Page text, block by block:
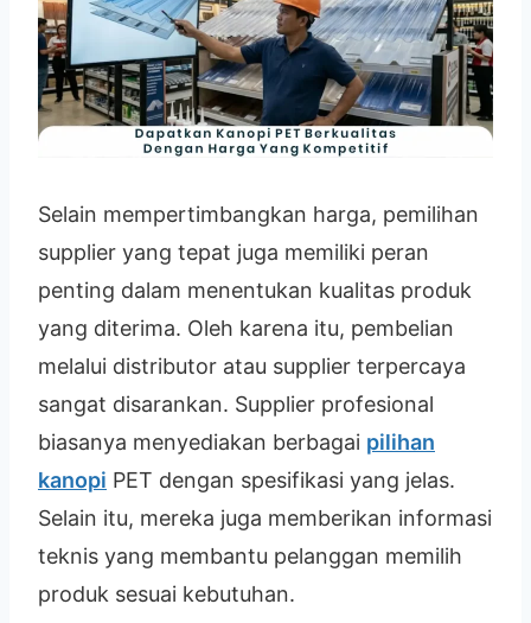
Selain mempertimbangkan harga, pemilihan
supplier yang tepat juga memiliki peran
penting dalam menentukan kualitas produk
yang diterima. Oleh karena itu, pembelian
melalui distributor atau supplier terpercaya
sangat disarankan. Supplier profesional
biasanya menyediakan berbagai pilihan
kanopi PET dengan spesifikasi yang jelas.
Selain itu, mereka juga memberikan informasi
teknis yang membantu pelanggan memilih
produk sesuai kebutuhan.